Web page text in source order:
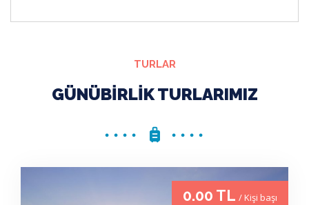
TURLAR
GÜNÜBIRLIK TURLARIMIZ
0.00 TL / Kişi başı